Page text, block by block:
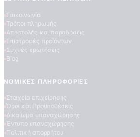
ΠΟΙΟΤΗΤΕΣ ΤΑΠΕΤΣΑΡΙΩΝ
ΕΠΕΞΗΓΗΣΗ ΣΥΜΒΟΛΩΝ
Επικοινωνία
Τρόποι πληρωμής
Αποστολές και παραδόσεις
Επιστροφές προϊόντων
Συχνές ερωτήσεις
Blog
ΝΟΜΙΚΈΣ ΠΛΗΡΟΦΟΡΊΕΣ
Στοιχεία επιχείρησης
Όροι και Προϋποθέσεις
Δικαίωμα υπαναχώρησης
Έντυπο υπαναχώρησης
Πολιτική απορρήτου